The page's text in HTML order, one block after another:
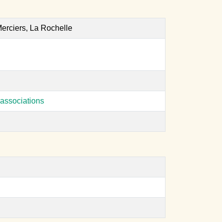
La Rochelle